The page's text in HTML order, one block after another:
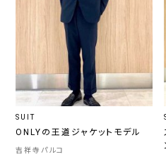
SUIT
ONLYの王道ジャケットモデル
吉祥寺パルコ